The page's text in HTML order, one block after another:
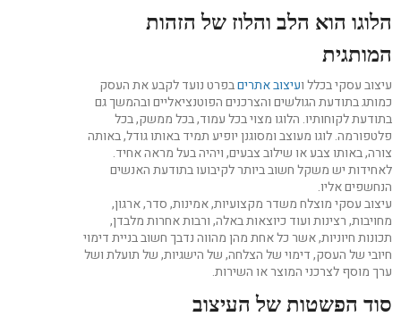
הלוגו הוא הלב והלוז של הזהות
המותגית
עיצוב עסקי בכלל ועיצוב אתריםבפרט נועד לקבע את העסק
כמותג בתודעת הגולשים והצרכנים הפוטנציאליים ובהמשך גם
בתודעת לקוחותיו. הלוגו מצוי בכל עמוד, בכל ממשק, בכל
פלטפורמה. לוגו מעוצב ומסוגנן יופיע תמיד באותו גודל, באותה
צורה, באותו צבע או שילוב צבעים, ויהיה בעל מראה אחיד.
לאחידות יש משקל חשוב ביותר לקיבועו בתודעת האנשים
הנחשפים אליו.
עיצוב עסקי מוצלח משדר מקצועיות, אמינות, סדר, ארגון,
מחויבות, רצינות ועוד כיוצאות באלה, ורבות אחרות מלבדן,
תכונות חיוניות, אשר כל אחת מהן מהווה נדבך חשוב בניית דימוי
חיובי של העסק, דימוי של הצלחה, של הישגיות, של תועלת ושל
ערך מוסף לצרכני המוצר או השירות.
סוד הפשטות של העיצוב